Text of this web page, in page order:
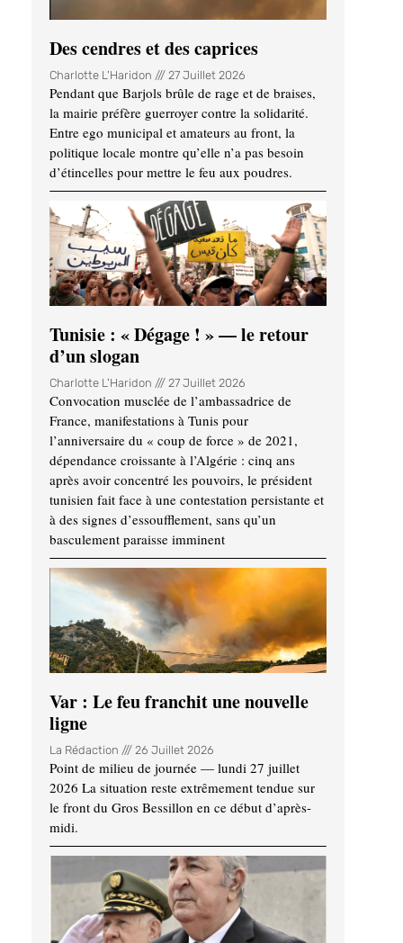
Des cendres et des caprices
Charlotte L'Haridon 27 Juillet 2026
Pendant que Barjols brûle de rage et de braises,
la mairie préfère guerroyer contre la solidarité.
Entre ego municipal et amateurs au front, la
politique locale montre qu’elle n’a pas besoin
d’étincelles pour mettre le feu aux poudres.
Tunisie : « Dégage ! » — le retour
d’un slogan
Charlotte L'Haridon 27 Juillet 2026
Convocation musclée de l’ambassadrice de
France, manifestations à Tunis pour
l’anniversaire du « coup de force » de 2021,
dépendance croissante à l’Algérie : cinq ans
après avoir concentré les pouvoirs, le président
tunisien fait face à une contestation persistante et
à des signes d’essoufflement, sans qu’un
basculement paraisse imminent
Var : Le feu franchit une nouvelle
ligne
La Rédaction 26 Juillet 2026
Point de milieu de journée — lundi 27 juillet
2026 La situation reste extrêmement tendue sur
le front du Gros Bessillon en ce début d’après-
midi.